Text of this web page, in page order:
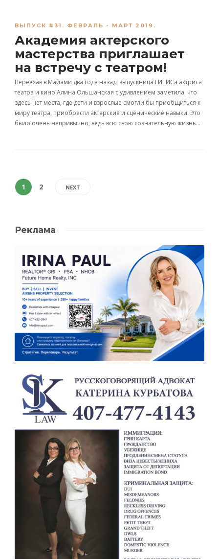
ВЫПУСК #31. ФЕВРАЛЬ - МАРТ 2019.
Академия актерского
мастерства приглашает
на встречу с театром!
Переехав в Майами два года назад, выпускница ГИТИСа актриса
театра и кино Алина Ольшанская с удивлением заметила, что
здесь нет места, где дети и взрослые смогли бы приобщиться к
миру театра, приобрести актерские и сценические навыки. Это
было очень непривычно, ведь всю свою сознательную жизнь…
1 2 NEXT
Реклама